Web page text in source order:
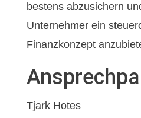
bestens abzusichern
Unternehmer ein
Finanzkonzept
Tjark Hotes